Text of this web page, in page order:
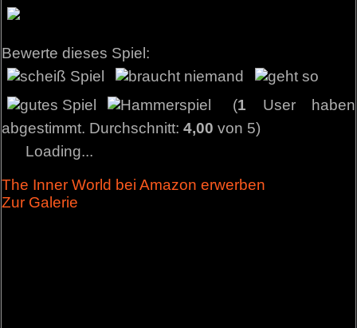
Bewerte dieses Spiel:
(1 User haben
abgestimmt. Durchschnitt:4,00 von 5)
Loading...
The Inner World bei Amazon erwerben
Zur Galerie